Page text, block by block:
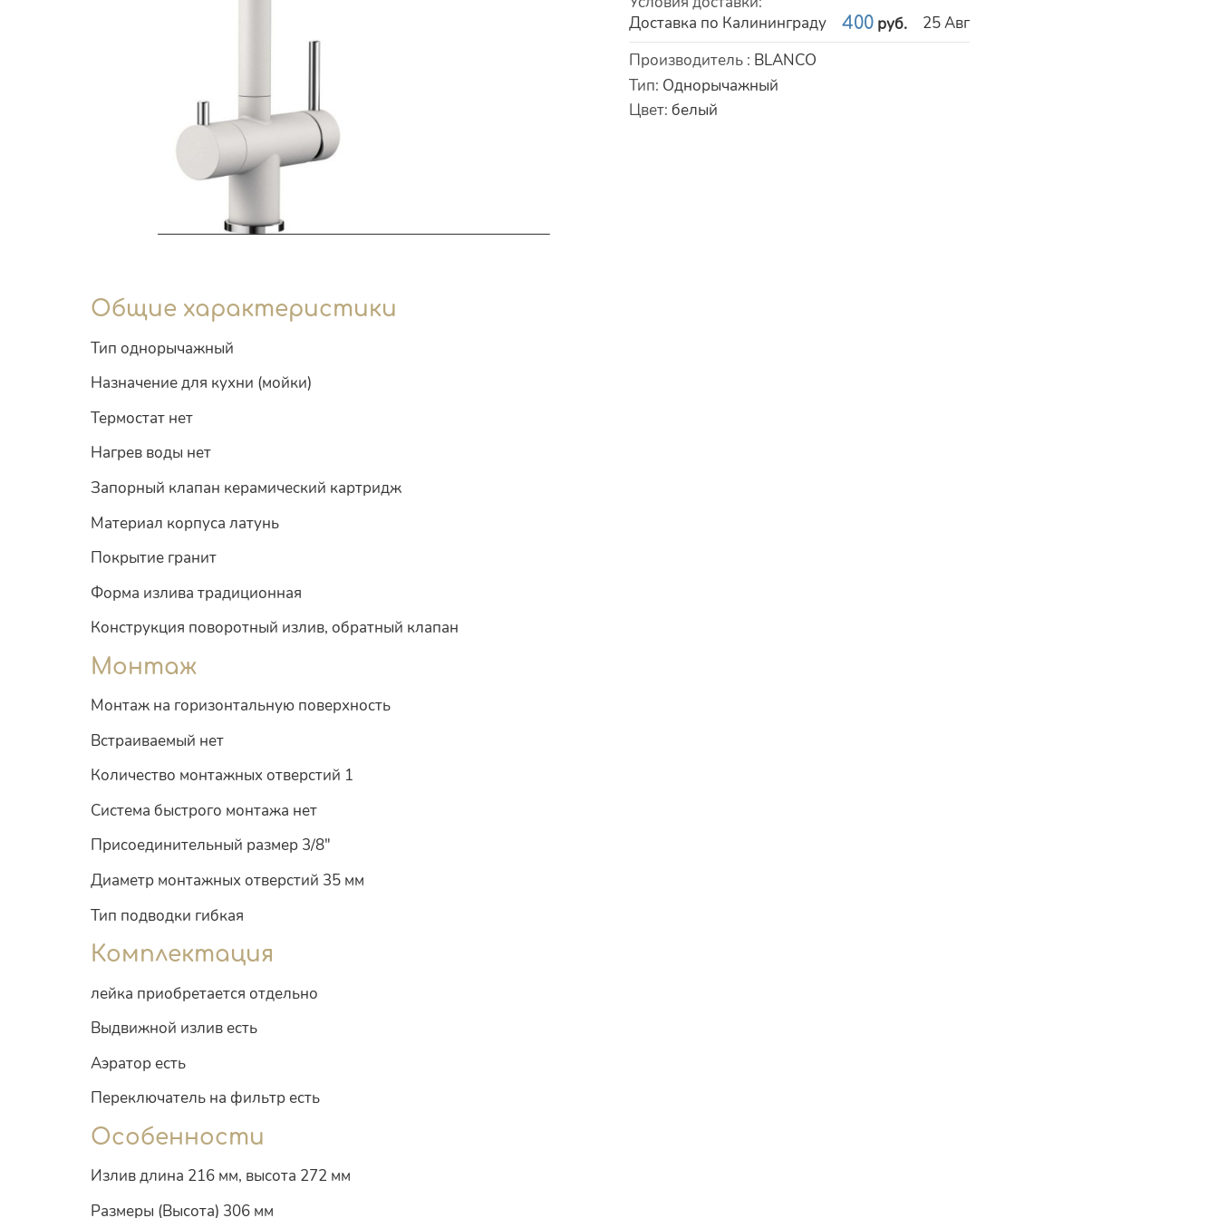
Доставка по Калининграду
400 руб.
25 Авг
Характеристики
Производитель : BLANCO
Тип: Однорычажный
Цвет: белый
Общие характеристики
Тип однорычажный
Назначение для кухни (мойки)
Термостат нет
Нагрев воды нет
Запорный клапан керамический картридж
Материал корпуса латунь
Покрытие гранит
Форма излива традиционная
Конструкция поворотный излив, обратный клапан
Монтаж
Монтаж на горизонтальную поверхность
Встраиваемый нет
Количество монтажных отверстий 1
Система быстрого монтажа нет
Присоединительный размер 3/8"
Диаметр монтажных отверстий 35 мм
Тип подводки гибкая
Комплектация
лейка приобретается отдельно
Выдвижной излив есть
Аэратор есть
Переключатель на фильтр есть
Особенности
Излив длина 216 мм, высота 272 мм
Размеры (Высота) 306 мм